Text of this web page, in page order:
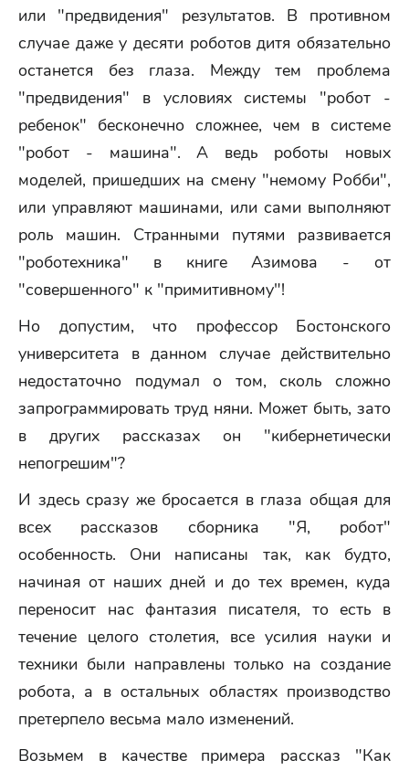
или "предвидения" результатов. В противном
случае даже у десяти роботов дитя обязательно
останется без глаза. Между тем проблема
"предвидения" в условиях системы "робот -
ребенок" бесконечно сложнее, чем в системе
"робот - машина". А ведь роботы новых
моделей, пришедших на смену "немому Робби",
или управляют машинами, или сами выполняют
роль машин. Странными путями развивается
"роботехника" в книге Азимова - от
"совершенного" к "примитивному"!
Но допустим, что профессор Бостонского
университета в данном случае действительно
недостаточно подумал о том, сколь сложно
запрограммировать труд няни. Может быть, зато
в других рассказах он "кибернетически
непогрешим"?
И здесь сразу же бросается в глаза общая для
всех рассказов сборника "Я, робот"
особенность. Они написаны так, как будто,
начиная от наших дней и до тех времен, куда
переносит нас фантазия писателя, то есть в
течение целого столетия, все усилия науки и
техники были направлены только на создание
робота, а в остальных областях производство
претерпело весьма мало изменений.
Возьмем в качестве примера рассказ "Как